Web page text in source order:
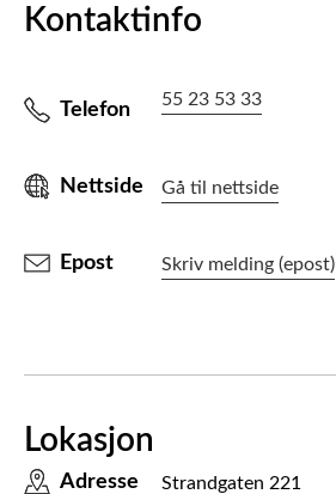
Kontaktinfo
Telefon 55 23 53 33
Nettside Gå til nettside
Epost Skriv melding (epost)
Lokasjon
Adresse
Strandgaten 221